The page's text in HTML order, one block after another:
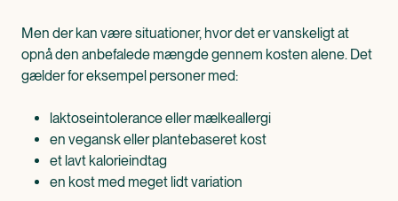
Men der kan være situationer, hvor det er vanskeligt at
opnå den anbefalede mængde gennem kosten alene. Det
gælder for eksempel personer med:
laktoseintolerance eller mælkeallergi
en vegansk eller plantebaseret kost
et lavt kalorieindtag
en kost med meget lidt variation